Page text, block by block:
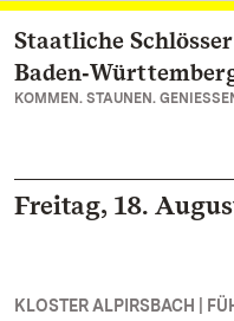
Zum Hauptinhalt
Staatliche
KOMMEN. STAUNEN.
Freitag, 18.
KLOSTER ALPIRSBACH |